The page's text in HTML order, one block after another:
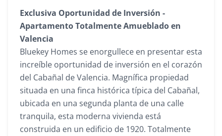
Exclusiva Oportunidad de Inversión -
Apartamento Totalmente Amueblado en
Valencia
Bluekey Homes se enorgullece en presentar esta
increíble oportunidad de inversión en el corazón
del Cabañal de Valencia. Magnífica propiedad
situada en una finca histórica típica del Cabañal,
ubicada en una segunda planta de una calle
tranquila, esta moderna vivienda está
construida en un edificio de 1920. Totalmente